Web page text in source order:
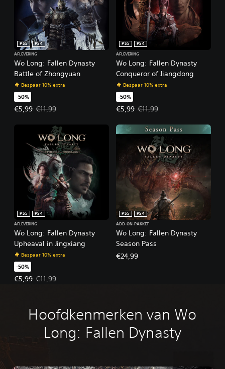
Wo Long: Fallen Dynasty
Battle of Zhongyuan
PS5
PS4
AFLEVERING
Bespaar 10% extra
-50%
€5,99
Actieprijs: €5,99. Oorspronkelijke prijs: €11,99.
€11,99
Wo Long: Fallen Dynasty
Conqueror of Jiangdong
PS5
PS4
AFLEVERING
Bespaar 10% extra
-50%
€5,99
Actieprijs: €5,99.
€11,99
Wo Long: Fallen Dynasty
Upheaval in Jingxiang
PS5
PS4
AFLEVERING
Bespaar 10% extra
-50%
€5,99
Actieprijs: €5,99. Oorspronkelijke prijs: €11,99.
€11,99
Wo Long: Fallen Dynasty
Season Pass
PS5
PS4
ADD-ON-PAKKET
€24,99
Hoofdkenmerken van Wo
Long: Fallen Dynasty